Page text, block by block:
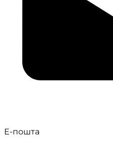
Е-пошта